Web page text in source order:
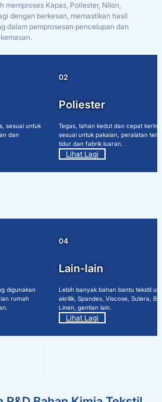
memproses Kapas, Poliester, Nilon,
dengan berkesan, memastikan hasil
dalam pemprosesan pencelupan dan
kemasan.
sesuai untuk
dan
02
Poliester
Tegas, tahan kedut dan cepat
sesuai untuk pakaian, peralatan
tidur dan fabrik luaran.
Lihat Lagi
digunakan
rumah
04
Lain-lain
Lebih banyak bahan bantu tekstil
akrilik, Spandex, Viscose, Sutera,
Linen, gentian lain.
Lihat Lagi